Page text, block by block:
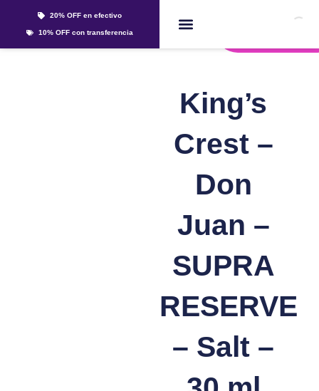
20% OFF en efectivo
10% OFF con transferencia
King’s
Crest –
Don
Juan –
SUPRA
RESERVE
– Salt –